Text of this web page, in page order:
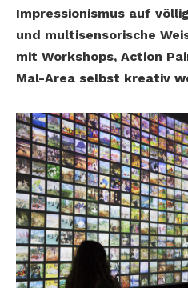
Impressionismus auf
und multisensorische
mit Workshops, Action
Mal-Area selbst kreativ